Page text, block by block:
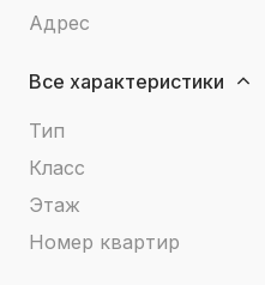
Адрес
Все характеристики
Тип
Класс
Этаж
Номер квартир